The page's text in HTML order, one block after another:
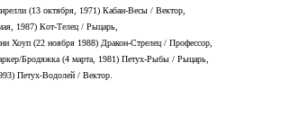
(13 октября, 1971) Кабан-Весы / Вектор,
1987) Кот-Телец / Рыцарь,
Хоуп (22 ноября 1988) Дракон-Стрелец / Профессор,
Бродяжка (4 марта, 1981) Петух-Рыбы / Рыцарь,
Петух-Водолей / Вектор.